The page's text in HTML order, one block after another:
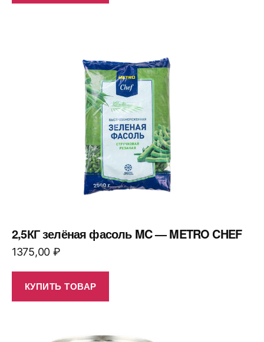
2,5КГ зелёная фасоль MC — METRO CHEF
1375,00 ₽
КУПИТЬ ТОВАР